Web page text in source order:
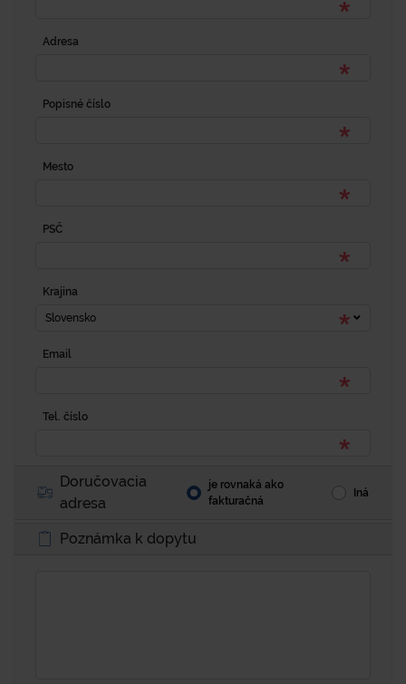
Adresa
Popisné číslo
Mesto
PSČ
Krajina
Slovensko
Email
Tel. číslo
Doručovacia
adresa
je rovnaká ako
fakturačná
Iná
Poznámka k dopytu